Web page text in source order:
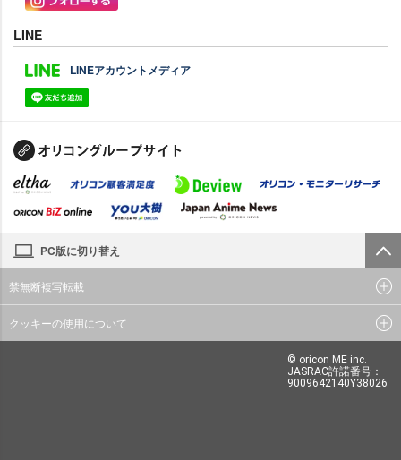
LINE
LINEアカウントメディア
PC版に切り替え
禁無断複写転載
クッキーの使用について
© oricon ME inc.
JASRAC許諾番号：
9009642140Y38026